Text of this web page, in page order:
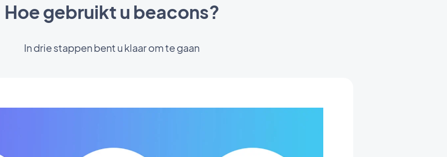
Hoe gebruikt u beacons?
In drie stappen bent u klaar om te gaan